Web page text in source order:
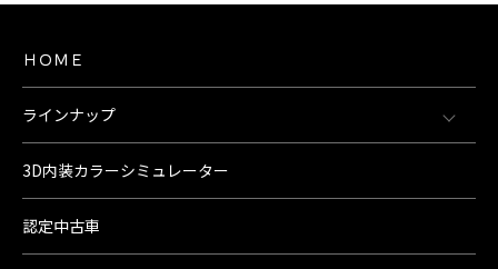
ＨＯＭＥ
ラインナップ
3D内装カラーシミュレーター
認定中古車